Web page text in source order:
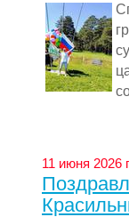
11 июня 2026